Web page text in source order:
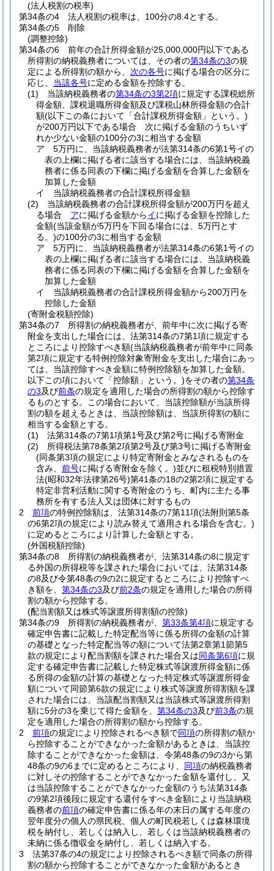
(法人税割の税率)
第34条の4
法人税割の税率は、100分の8.4とする。
第34条の5
削除
(調整控除)
第34条の6
前年の合計所得金額が25,000,000円以下である
所得割の納税義務者については、その者の第34条の3の規
定による所得割の額から、 次の各号に掲げる場合の区分に
応じ、 当該各号に定める金額を控除する。
(1)
当該納税義務者の第34条の3第2項に規定する課税総所
得金額、課税退職所得金額及び課税山林所得金額の合計
額(以下この条において「合計課税所得金額」という。)
が200万円以下である場合 次に掲げる金額のうちいず
れか少ない金額の100分の3に相当する金額
ア
5万円に、当該納税義務者が法第314条の6第1号イの
表の上欄に掲げる者に該当する場合には、当該納税義
務者に係る同表の下欄に掲げる金額を合算した金額を
加算した金額
イ
当該納税義務者の合計課税所得金額
(2)
当該納税義務者の合計課税所得金額が200万円を超え
る場合 アに掲げる金額からイに掲げる金額を控除した
金額(当該金額が5万円を下回る場合には、5万円とす
る。)の100分の3に相当する金額
ア
5万円に、当該納税義務者が法第314条の6第1号イの
表の上欄に掲げる者に該当する場合には、当該納税義
務者に係る同表の下欄に掲げる金額を合算した金額を
加算した金額
イ
当該納税義務者の合計課税所得金額から200万円を
控除した金額
(寄附金税額控除)
第34条の7
所得割の納税義務者が、前年中に次に掲げる寄
附金を支出した場合には、法第314条の7第1項に規定する
ところにより控除すべき額(当該納税義務者が前年中に同条
第2項に規定する特例控除対象寄附金を支出した場合にあっ
ては、当該控除すべき金額に特例控除額を加算した金額。
以下この項において「控除額」という。)をその者の第34条
の3及び前条の規定を適用した場合の所得割の額から控除す
るものとする。
この場合において、当該控除額が当該所得
割の額を超えるときは、当該控除額は、当該所得割の額に
相当する金額とする。
(1)
法第314条の7第1項第1号及び第2号に掲げる寄附金
(2)
所得税法第78条第2項第2号及び第3号に掲げる寄附金
(同条第3項の規定により特定寄附金とみなされるものを
含み、 前号に掲げる寄附金を除く。)並びに租税特別措置
法(昭和32年法律第26号)第41条の18の2第2項に規定する
特定非営利活動に関する寄附金のうち、町内に主たる事
務所を有する法人又は団体に対するもの
2
前項の特例控除額は、法第314条の7第11項(法附則第5条
の6第2項の規定により読み替えて適用される場合を含む。)
に定めるところにより計算した金額とする。
(外国税額控除)
第34条の8
所得割の納税義務者が、法第314条の8に規定す
る外国の所得税等を課された場合においては、法第314条
の8及び令第48条の9の2に規定するところにより控除すべ
き額を、 第34条の3及び前2条の規定を適用した場合の所得
割の額から控除する。
(配当割額又は株式等譲渡所得割額の控除)
第34条の9
所得割の納税義務者が、 第33条第4項に規定する
確定申告書に記載した特定配当等に係る所得の金額の計算
の基礎となった特定配当等の額について法第2章第1節第5
款の規定により配当割額を課された場合又は同条第6項に規
定する確定申告書に記載した特定株式等譲渡所得金額に係
る所得の金額の計算の基礎となった特定株式等譲渡所得金
額について同節第6款の規定により株式等譲渡所得割額を課
された場合には、当該配当割額又は当該株式等譲渡所得割
額に5分の3を乗じて得た金額を、 第34条の3及び前3条の規
定を適用した場合の所得割の額から控除する。
2
前項の規定により控除されるべき額で同項の所得割の額か
ら控除することができなかった金額があるときは、当該控
除することができなかった金額は、令第48条の9の3から第
48条の9の6までに定めるところにより、 同項の納税義務者
に対しその控除することができなかった金額を還付し、又
は当該控除することができなかった金額のうち法第314条
の9第2項後段に規定する還付をすべき金額により当該納税
義務者の前項の確定申告書に係る年の末日の属する年度の
翌年度分の個人の県民税、個人の町民税若しくは森林環境
税を納付し、若しくは納入し、若しくは当該納税義務者の
未納に係る徴収金を納付し、若しくは納入する。
3
法第37条の4の規定により控除されるべき額で同条の所得
割の額から控除することができなかった金額があるとき